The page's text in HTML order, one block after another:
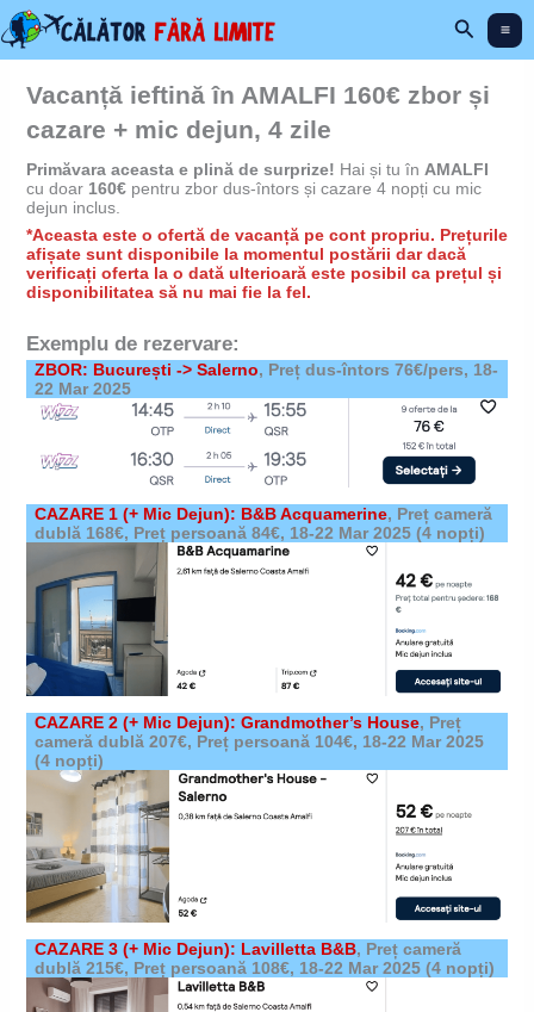
Skip
to
content
Search
Vacanță ieftină în AMALFI 160€ zbor și
cazare + mic dejun, 4 zile
Primăvara aceasta e plină de surprize! Hai și tu în AMALFI
cu doar 160€pentru zbor dus-întors și cazare 4 nopți cu mic
dejun inclus.
*Aceasta este o ofertă de vacanță pe cont propriu. Prețurile
afișate sunt disponibile la momentul postării dar dacă
verificați oferta la o dată ulterioară este posibil ca prețul și
disponibilitatea să nu mai fie la fel.
Exemplu de rezervare:
ZBOR: București -> Salerno, Preț dus-întors 76€/pers, 18-
22 Mar 2025
CAZARE 1 (+ Mic Dejun): B&B Acquamerine, Preț cameră
dublă 168€, Preț persoană 84€, 18-22 Mar 2025(4 nopți)
CAZARE 2 (+ Mic Dejun): Grandmother’s House, Preț
cameră dublă 207€, Preț persoană 104€, 18-22 Mar 2025
(4 nopți)
CAZARE 3 (+ Mic Dejun): Lavilletta B&B, Preț cameră
dublă 215€, Preț persoană 108€, 18-22 Mar 2025(4 nopți)